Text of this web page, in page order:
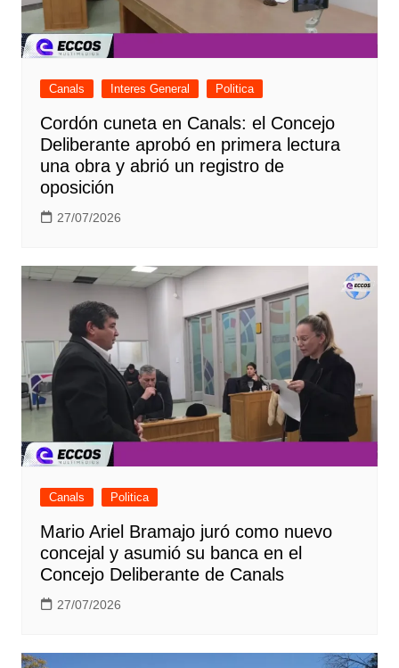
Canals Interes General Politica
Cordón cuneta en Canals: el Concejo
Deliberante aprobó en primera lectura
una obra y abrió un registro de
oposición
27/07/2026
Canals Politica
Mario Ariel Bramajo juró como nuevo
concejal y asumió su banca en el
Concejo Deliberante de Canals
27/07/2026